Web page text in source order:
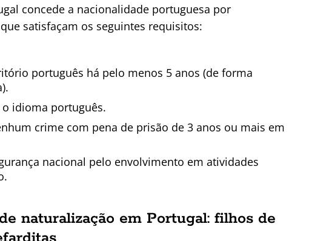
concede a nacionalidade portuguesa por
satisfaçam os seguintes requisitos:
português há pelo menos 5 anos (de forma
idioma português.
crime com pena de prisão de 3 anos ou mais em
nacional pelo envolvimento em atividades
naturalização em Portugal: filhos de